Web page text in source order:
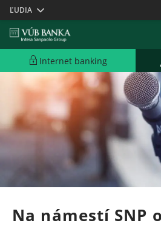
Skiplinks
ĽUDIA
Internet banking
Na námestí SNP